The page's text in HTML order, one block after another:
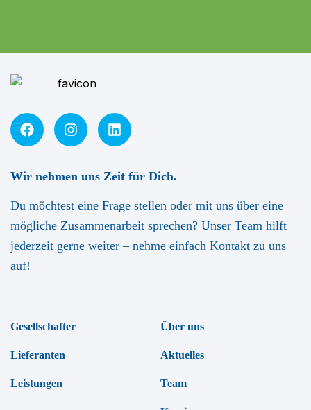
Gesellschafter
Lieferanten
Leistungen
Über uns
Aktuelles
Team
Wir nehmen uns Zeit für Dich.
Du möchtest eine Frage stellen oder mit uns über eine
mögliche Zusammenarbeit sprechen? Unser Team hilft
jederzeit gerne weiter – nehme einfach Kontakt zu uns
auf!